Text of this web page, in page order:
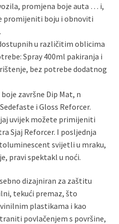
promjena boje auta … i,
promijeniti boju i obnoviti
u različitim oblicima
Spray 400ml pakiranja i
bez potrebe dodatnog
završne Dip Mat, n
i Gloss Reforcer.
uvijek možete primijeniti
Sjaj Reforcer. I posljednja
svijetli u mraku,
pravi spektakl u noći.
dizajniran za zaštitu
tekući premaz, što
plastikama i kao
povlačenjem s površine,